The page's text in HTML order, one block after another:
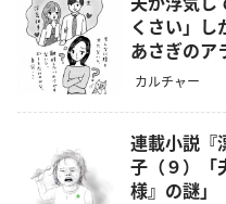
くさい」
あさぎのア
カルチャー
連載小説
子（９）「
様』の謎」